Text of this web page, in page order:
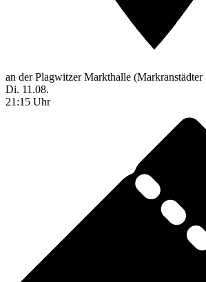
an der Plagwitzer Markthalle (Markranstädter
Di. 11.08.
21:15 Uhr